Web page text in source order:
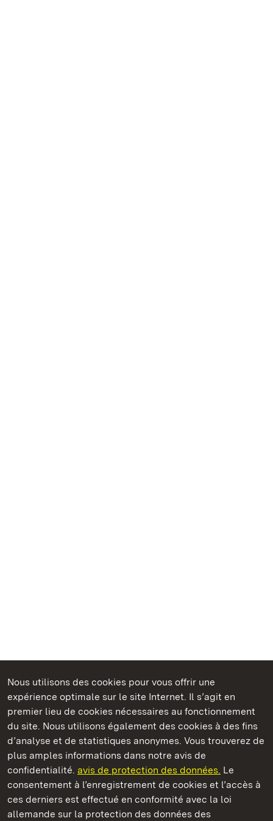
Nous utilisons des cookies pour vous offrir une
expérience optimale sur le site Internet. Il s’agit en
premier lieu de cookies nécessaires au fonctionnement
du site. Nous utilisons également des cookies à des fins
d’analyse et de statistiques anonymes. Vous trouverez de
plus amples informations dans notre avis de
confidentialité. avis de protection des données. Le
consentement à l’enregistrement de cookies et l’accès à
ces derniers est effectué en conformité avec la loi
allemande sur la protection des données des
Châteaux et jardins publics du Bade-Wurtemberg
Nouveau Château de Tettnang
Châteaux et jardins publics du Bade-Wurtemberg